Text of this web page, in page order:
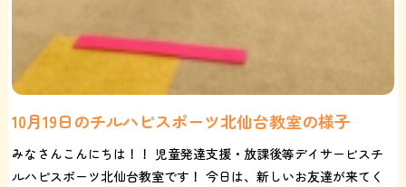
10月19日のチルハピスポーツ北仙台教室の様子
みなさんこんにちは！！ 児童発達支援・放課後等デイサービスチ
ルハピスポーツ北仙台教室です！ 今日は、新しいお友達が来てく